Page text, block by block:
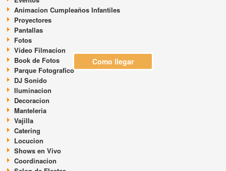
Animacion Cumpleaños Infantiles
Proyectores
Pantallas
Fotos
Video Filmacion
Book de Fotos
Parque Fotografico
DJ Sonido
Iluminacion
Decoracion
Manteleria
Vajilla
Catering
Locucion
Shows en Vivo
Coordinacion
Como llegar